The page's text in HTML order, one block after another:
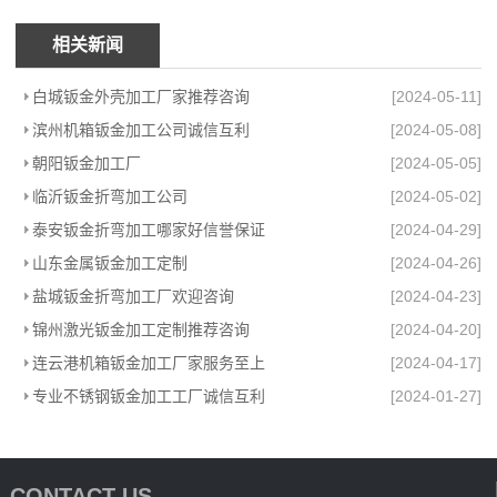
相关新闻
白城钣金外壳加工厂家推荐咨询
[2024-05-11]
滨州机箱钣金加工公司诚信互利
[2024-05-08]
朝阳钣金加工厂
[2024-05-05]
临沂钣金折弯加工公司
[2024-05-02]
泰安钣金折弯加工哪家好信誉保证
[2024-04-29]
山东金属钣金加工定制
[2024-04-26]
盐城钣金折弯加工厂欢迎咨询
[2024-04-23]
锦州激光钣金加工定制推荐咨询
[2024-04-20]
连云港机箱钣金加工厂家服务至上
[2024-04-17]
专业不锈钢钣金加工工厂诚信互利
[2024-01-27]